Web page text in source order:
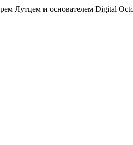
Лутцем и основателем Digital